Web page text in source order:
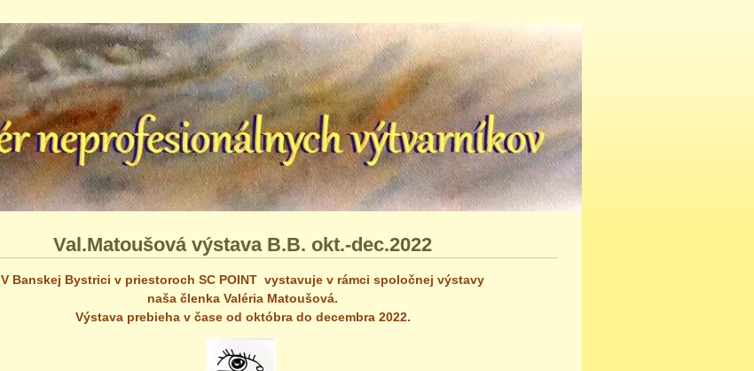
Val.Matoušová výstava B.B. okt.-dec.2022
V Banskej Bystrici v priestoroch SC POINT vystavuje v rámci spoločnej výstavy
naša členka Valéria Matoušová.
Výstava prebieha v čase od októbra do decembra 2022.